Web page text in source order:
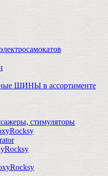
ШИНЫ в ассортименте
стимуляторы